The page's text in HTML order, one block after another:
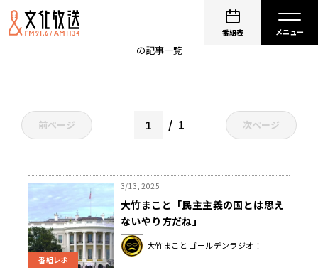
番組表
の記事一覧
前ページ 1 次ページ
番組レポ
3/13, 2025
大竹まこと「民主主義の国とは思え
ないやり方だね」
大竹まこと ゴールデンラジオ！